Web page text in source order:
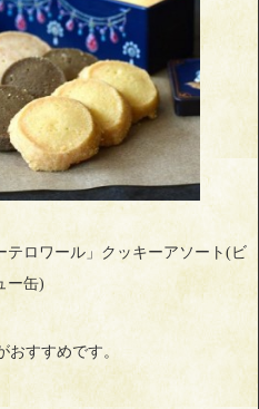
ロワール」クッキーアソート(ビ
ー缶)
おすすめです。